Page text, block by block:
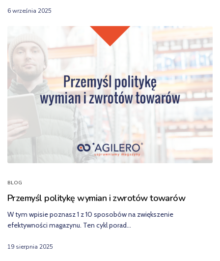
6 września 2025
BLOG
Przemyśl politykę wymian i zwrotów towarów
W tym wpisie poznasz 1 z 10 sposobów na zwiększenie
efektywności magazynu. Ten cykl porad…
19 sierpnia 2025